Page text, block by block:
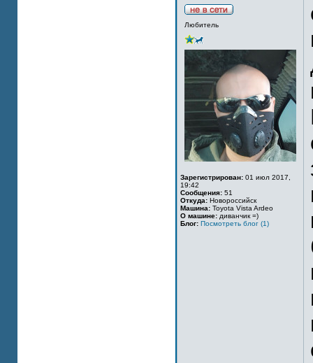
Любитель
Зарегистрирован: 01 июл 2017,
19:42
Сообщения: 51
Откуда: Новороссийск
Машина: Toyota Vista Ardeo
О машине: диванчик =)
Блог: Посмотреть блог (1)